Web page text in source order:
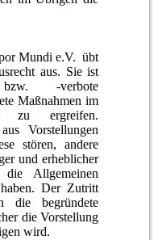
Mundi e.V. übt
aus. Sie ist
-verbote
Maßnahmen im
zu ergreifen.
Vorstellungen
stören, andere
und erheblicher
Allgemeinen
haben. Der Zutritt
die begründete
die Vorstellung
wird.